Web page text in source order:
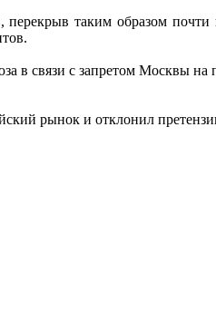
таким образом
связи с запретом Москвы на
рынок и отклонил